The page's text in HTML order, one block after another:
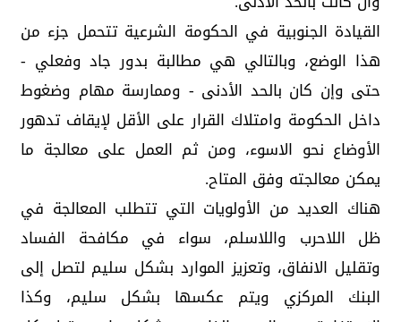
القيادة الجنوبية في الحكومة الشرعية تتحمل جزء من
هذا الوضع، وبالتالي هي مطالبة بدور جاد وفعلي -
حتى وإن كان بالحد الأدنى - وممارسة مهام وضغوط
داخل الحكومة وامتلاك القرار على الأقل لإيقاف تدهور
الأوضاع نحو الاسوء، ومن ثم العمل على معالجة ما
يمكن معالجته وفق المتاح.
هناك العديد من الأولويات التي تتطلب المعالجة في
ظل اللاحرب واللاسلم، سواء في مكافحة الفساد
وتقليل الانفاق، وتعزيز الموارد بشكل سليم لتصل إلى
البنك المركزي ويتم عكسها بشكل سليم، وكذا